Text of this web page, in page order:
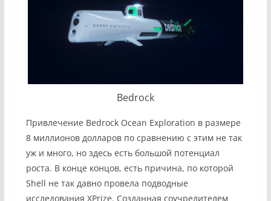
Bedrock
Привлечение Bedrock Ocean Exploration в размере
8 миллионов долларовпо сравнению с этим не так
уж и много, но здесь есть большой потенциал
роста. В конце концов, есть причина, по которой
Shell не так давно провела подводные
исследования XPrize. Созданная соучредителем